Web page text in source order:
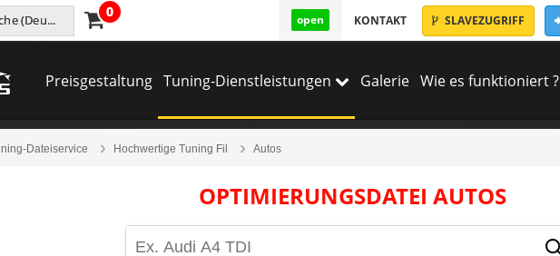
Deutsche (Deutschland)
0 open KONTAKT SLAVEZUGRIFF
Preisgestaltung Tuning-Dienstleistungen Galerie Wie es funktioniert ?
Dateiservice Hochwertige Tuning Fil Autos
OPTIMIERUNGSDATEI AUTOS